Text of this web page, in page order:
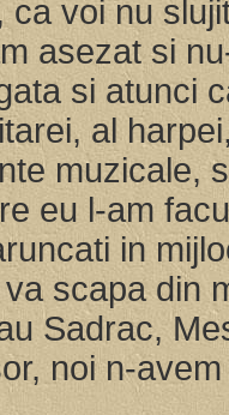
ca voi nu
asezat si
si atunci
al
muzicale,
eu l-am
in
scapa din
Sadrac,
noi n-